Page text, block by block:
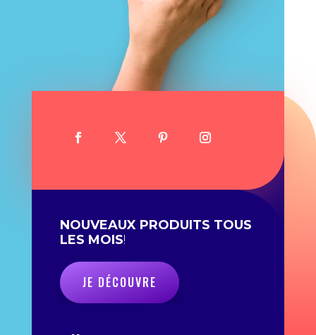
NOUVEAUX PRODUITS TOUS
LES MOIS!
JE DÉCOUVRE